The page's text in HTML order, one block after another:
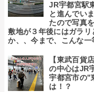
JR宇都宮駅
と進んでい
たので写真
敷地が３年後にはガラ
か、、今まで、こんな
【東武百貨
の中心はJR
宇都宮市の"
は！？